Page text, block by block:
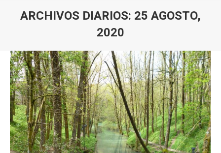
ARCHIVOS DIARIOS: 25 AGOSTO,
2020